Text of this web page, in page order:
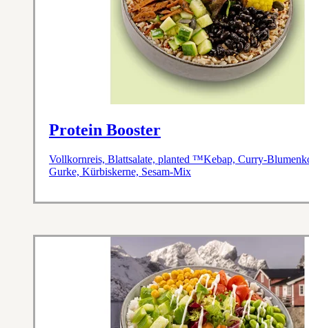
Protein Booster
Vollkornreis, Blattsalate, planted ™Kebap, Curry-
Gurke, Kürbiskerne, Sesam-Mix